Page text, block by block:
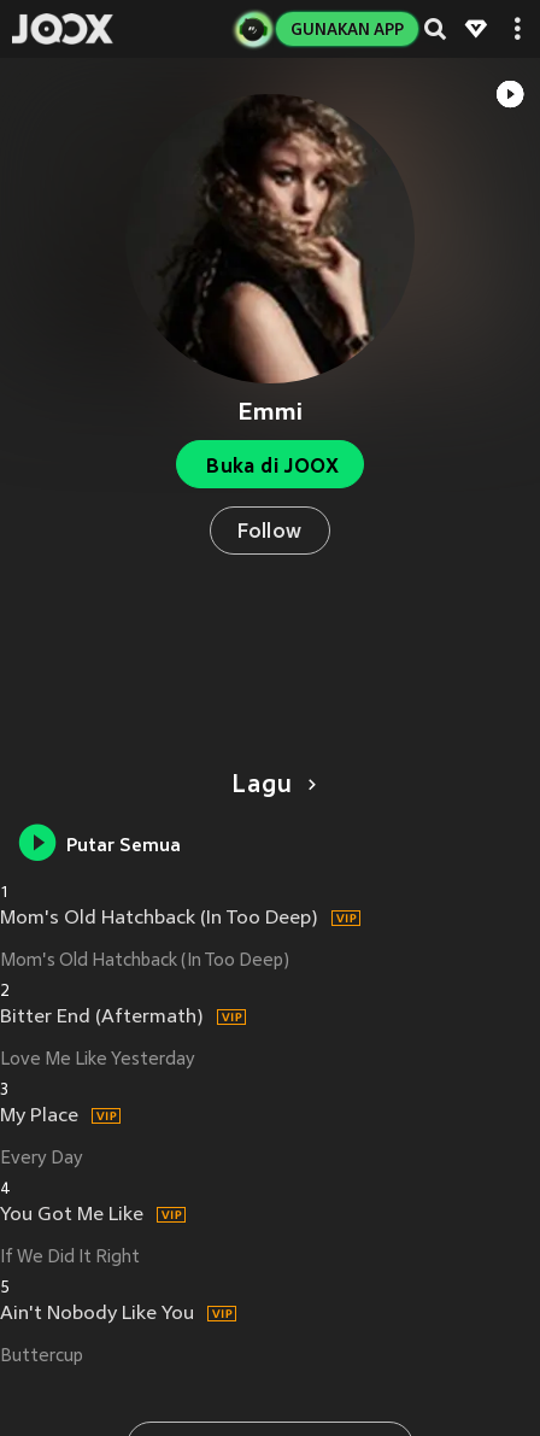
GUNAKAN APP
Emmi
Buka di JOOX
Follow
Lagu
Putar Semua
1
Mom's Old Hatchback (In Too Deep)
Mom's Old Hatchback (In Too Deep)
2
Bitter End (Aftermath)
Love Me Like Yesterday
3
My Place
Every Day
4
You Got Me Like
If We Did It Right
5
Ain't Nobody Like You
Buttercup